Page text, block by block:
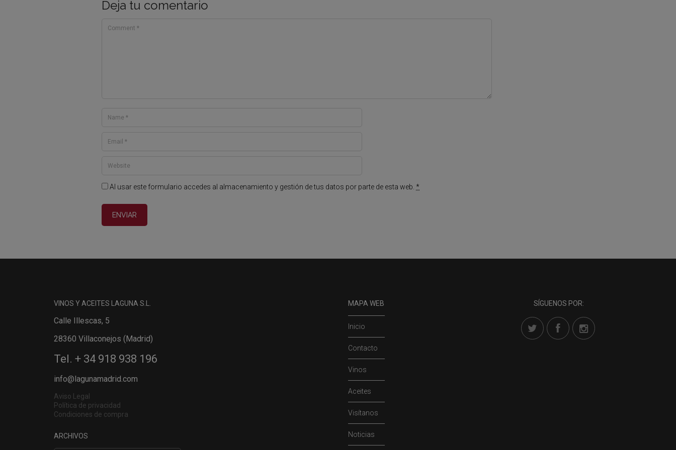
Deja tu comentario
Al usar este formulario accedes al almacenamiento y gestión de tus datos por parte de esta web. *
VINOS Y ACEITES LAGUNA S.L.
Calle Illescas, 5
28360 Villaconejos (Madrid)
Tel. + 34 918 938 196
info@lagunamadrid.com
Aviso Legal
Política de privacidad
Condiciones de compra
ARCHIVOS
MAPA WEB
Inicio
Contacto
Vinos
Aceites
Visítanos
Noticias
SÍGUENOS POR: